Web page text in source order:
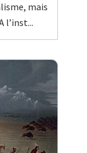
mais
l’inst...